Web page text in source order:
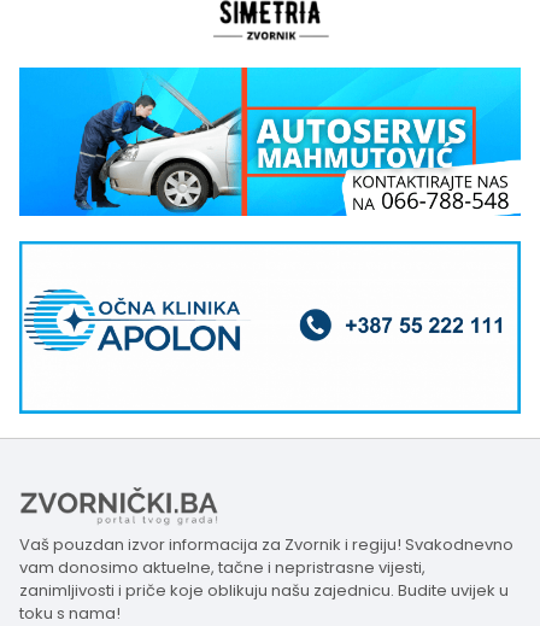
Vaš pouzdan izvor informacija za Zvornik i regiju! Svakodnevno
vam donosimo aktuelne, tačne i nepristrasne vijesti,
zanimljivosti i priče koje oblikuju našu zajednicu. Budite uvijek u
toku s nama!